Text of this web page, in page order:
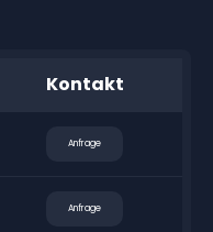
Kontakt
Anfrage
Anfrage